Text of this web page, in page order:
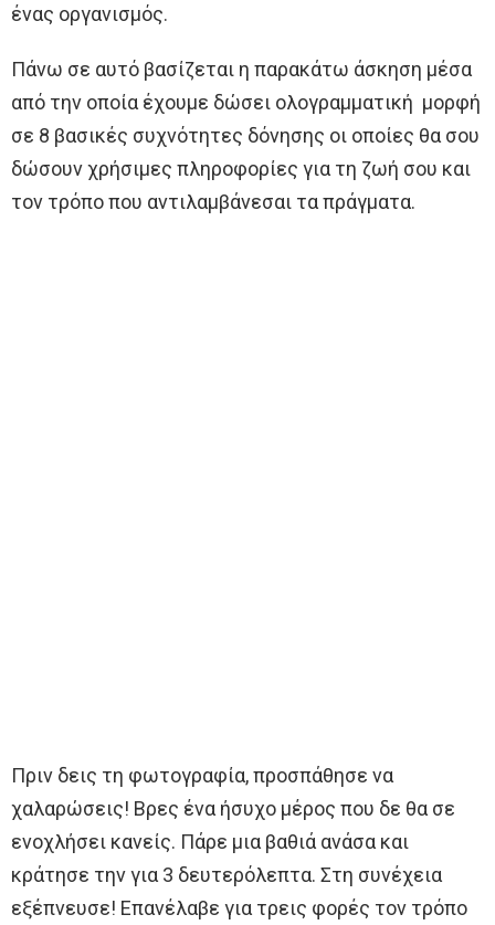
ένας οργανισμός.
Πάνω σε αυτό βασίζεται η παρακάτω άσκηση μέσα
από την οποία έχουμε δώσει ολογραμματική μορφή
σε 8 βασικές συχνότητες δόνησης οι οποίες θα σου
δώσουν χρήσιμες πληροφορίες για τη ζωή σου και
τον τρόπο που αντιλαμβάνεσαι τα πράγματα.
Πριν δεις τη φωτογραφία, προσπάθησε να
χαλαρώσεις! Βρες ένα ήσυχο μέρος που δε θα σε
ενοχλήσει κανείς. Πάρε μια βαθιά ανάσα και
κράτησε την για 3 δευτερόλεπτα. Στη συνέχεια
εξέπνευσε! Επανέλαβε για τρεις φορές τον τρόπο